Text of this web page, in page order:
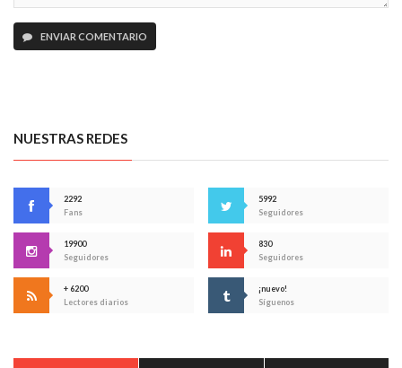
ENVIAR COMENTARIO
NUESTRAS REDES
2292
Fans
5992
Seguidores
19900
Seguidores
830
Seguidores
+ 6200
Lectores diarios
¡nuevo!
Síguenos